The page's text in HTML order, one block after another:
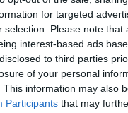
for targeted
selection. Please note
interest-based ads
to third parties
of your personal
This information may also
Participants that may